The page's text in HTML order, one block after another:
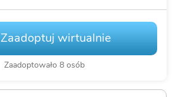
Zaadoptuj wirtualnie
Zaadoptowało 8 osób